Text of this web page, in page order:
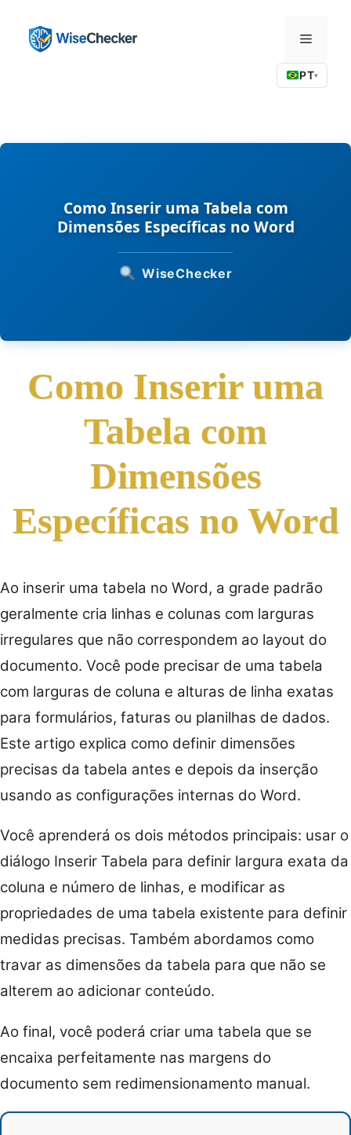
Menu
PT▾
Como Inserir uma Tabela com
Dimensões Específicas no Word
WiseChecker
Como Inserir uma
Tabela com
Dimensões
Específicas no Word
Ao inserir uma tabela no Word, a grade padrão
geralmente cria linhas e colunas com larguras
irregulares que não correspondem ao layout do
documento. Você pode precisar de uma tabela
com larguras de coluna e alturas de linha exatas
para formulários, faturas ou planilhas de dados.
Este artigo explica como definir dimensões
precisas da tabela antes e depois da inserção
usando as configurações internas do Word.
Você aprenderá os dois métodos principais: usar o
diálogo Inserir Tabela para definir largura exata da
coluna e número de linhas, e modificar as
propriedades de uma tabela existente para definir
medidas precisas. Também abordamos como
travar as dimensões da tabela para que não se
alterem ao adicionar conteúdo.
Ao final, você poderá criar uma tabela que se
encaixa perfeitamente nas margens do
documento sem redimensionamento manual.